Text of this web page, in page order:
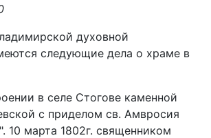
духовной
следующие дела о храме в
в селе Стогове каменной
с приделом св. Амвросия
10 марта 1802г. священником